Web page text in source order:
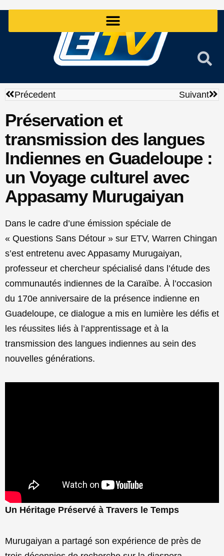
Précédent
Précedent Suivant
Préservation et
transmission des langues
Indiennes en Guadeloupe :
un Voyage culturel avec
Appasamy Murugaiyan
Dans le cadre d’une émission spéciale de
« Questions Sans Détour » sur ETV, Warren Chingan
s’est entretenu avec Appasamy Murugaiyan,
professeur et chercheur spécialisé dans l’étude des
communautés indiennes de la Caraïbe. À l’occasion
du 170e anniversaire de la présence indienne en
Guadeloupe, ce dialogue a mis en lumière les défis et
les réussites liés à l’apprentissage et à la
transmission des langues indiennes au sein des
nouvelles générations.
Un Héritage Préservé à Travers le Temps
Murugaiyan a partagé son expérience de près de